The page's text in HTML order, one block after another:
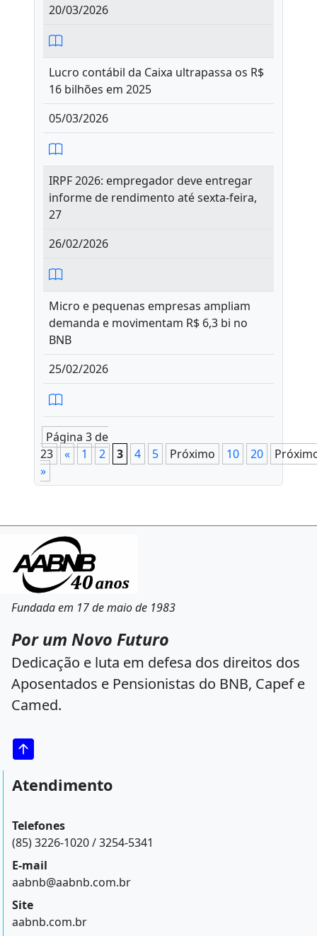
20/03/2026
Lucro contábil da Caixa ultrapassa os R$
16 bilhões em 2025
05/03/2026
IRPF 2026: empregador deve entregar
informe de rendimento até sexta-feira,
27
26/02/2026
Micro e pequenas empresas ampliam
demanda e movimentam R$ 6,3 bi no
BNB
25/02/2026
Página 3 de
23
« 1 2 3 4 5 Próximo 10 20
»
Fundada em 17 de maio de 1983
Por um Novo Futuro
Dedicação e luta em defesa dos direitos dos
Aposentados e Pensionistas do BNB, Capef e
Camed.
Atendimento
Telefones
(85) 3226-1020 / 3254-5341
E-mail
aabnb@aabnb.com.br
Site
aabnb.com.br